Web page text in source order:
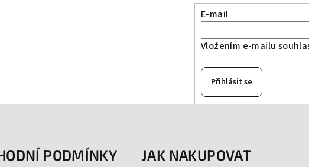
E-mail
Vložením e-mailu
Přihlásit se
PODMÍNKY JAK NAKUPOVAT